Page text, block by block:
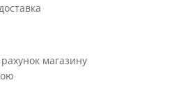
магазину